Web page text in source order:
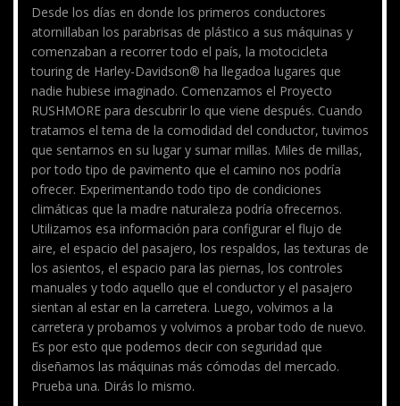
Desde los días en donde los primeros conductores
atornillaban los parabrisas de plástico a sus máquinas y
comenzaban a recorrer todo el país, la motocicleta
touring de Harley-Davidson® ha llegadoa lugares que
nadie hubiese imaginado. Comenzamos el Proyecto
RUSHMORE para descubrir lo que viene después. Cuando
tratamos el tema de la comodidad del conductor, tuvimos
que sentarnos en su lugar y sumar millas. Miles de millas,
por todo tipo de pavimento que el camino nos podría
ofrecer. Experimentando todo tipo de condiciones
climáticas que la madre naturaleza podría ofrecernos.
Utilizamos esa información para configurar el flujo de
aire, el espacio del pasajero, los respaldos, las texturas de
los asientos, el espacio para las piernas, los controles
manuales y todo aquello que el conductor y el pasajero
sientan al estar en la carretera. Luego, volvimos a la
carretera y probamos y volvimos a probar todo de nuevo.
Es por esto que podemos decir con seguridad que
diseñamos las máquinas más cómodas del mercado.
Prueba una. Dirás lo mismo.